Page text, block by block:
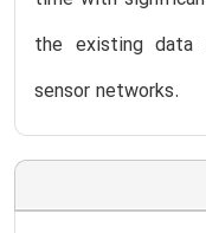
the existing data
sensor networks.